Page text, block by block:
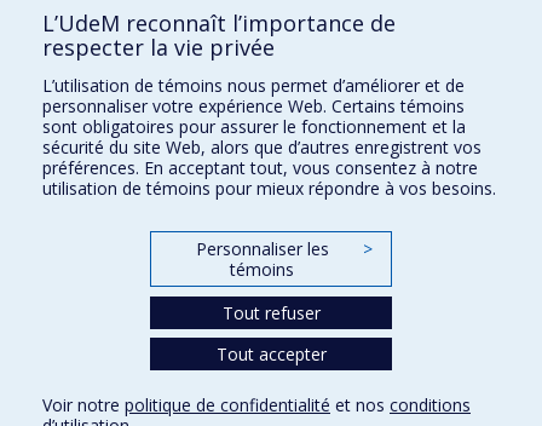
Comment soutenir le Département?
BESOIN D'AIDE?
Plan du site
Signaler une erreur
Accessibilité
FACULTÉ DES ARTS ET DES SCIENCES
Nos départements et écoles
Conditions d’utilisation
L’UdeM reconnaît l’importance de
respecter la vie privée
L’utilisation de témoins nous permet d’améliorer et de
personnaliser votre expérience Web. Certains témoins
sont obligatoires pour assurer le fonctionnement et la
sécurité du site Web, alors que d’autres enregistrent vos
préférences. En acceptant tout, vous consentez à notre
utilisation de témoins pour mieux répondre à vos besoins.
Personnaliser les
témoins
>
Tout refuser
Tout accepter
Voir notre politique de confidentialité et nos conditions